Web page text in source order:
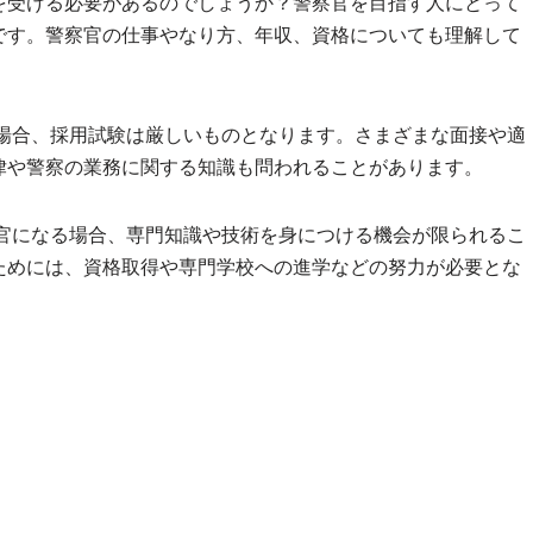
。警察官の仕事やなり方、年収、資格についても理解して
合、採用試験は厳しいものとなります。さまざまな面接や適
警察の業務に関する知識も問われることがあります。
になる場合、専門知識や技術を身につける機会が限られるこ
には、資格取得や専門学校への進学などの努力が必要とな